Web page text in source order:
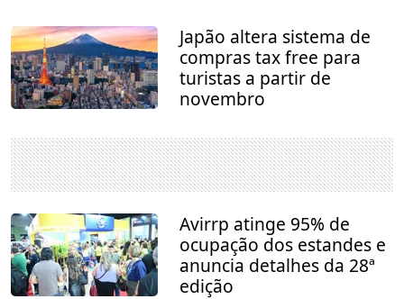
Japão altera sistema de
compras tax free para
turistas a partir de
novembro
Avirrp atinge 95% de
ocupação dos estandes e
anuncia detalhes da 28ª
edição